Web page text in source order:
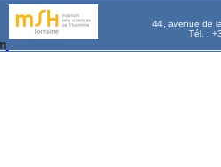
44, avenue de
Tél. :